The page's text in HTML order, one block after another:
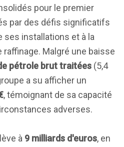
pour le premier
par des défis significatifs
ses installations et à la
Malgré une baisse
pétrole brut traitées (5,4
a su afficher un
, témoignant de sa capacité
adverses.
à 9 milliards d'euros, en